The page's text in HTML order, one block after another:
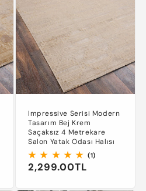
Impressive Serisi Modern
Tasarım Bej Krem
Saçaksız 4 Metrekare
Salon Yatak Odası Halısı
(1)
Normal
2,299.00TL